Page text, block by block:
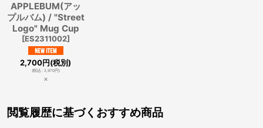
APPLEBUM(アッ
プルバム) / "Street
Logo" Mug Cup
[ES2311002]
2,700円(税別)
(税込: 2,970円)
×
閲覧履歴に基づくおすすめ商品